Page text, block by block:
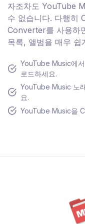
자조차도 YouTube
수 없습니다. 다행히
Converter를 사용하
목록, 앨범을 매우 쉽
YouTube Music에
로드하세요.
YouTube Music 노
요.
YouTube Music을